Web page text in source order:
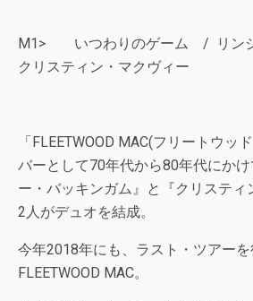
M1> いつわりのゲーム / リンジ
クリスティン・マクヴィー
「FLEETWOOD MAC(フリートウッ
バーとして70年代から80年代にか
ー・バッキンガム』と『クリスティ
2人がデュオを結成。
今年2018年にも、ラスト・ツアー
FLEETWOOD MAC。